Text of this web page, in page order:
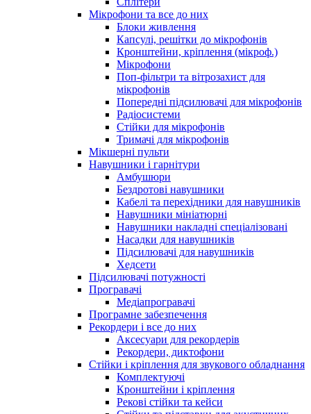
Мікрофони та все до них
Блоки живлення
Капсулі, решітки до мікрофонів
Кронштейни, кріплення (мікроф.)
Мікрофони
Поп-фільтри та вітрозахист для
мікрофонів
Попередні підсилювачі для мікрофонів
Радіосистеми
Стійки для мікрофонів
Тримачі для мікрофонів
Мікшерні пульти
Навушники і гарнітури
Амбушюри
Бездротові навушники
Кабелі та перехідники для навушників
Навушники мініатюрні
Навушники накладні спеціалізовані
Насадки для навушників
Підсилювачі для навушників
Хедсети
Підсилювачі потужності
Програвачі
Медіапрогравачі
Програмне забезпечення
Рекордери і все до них
Аксесуари для рекордерів
Рекордери, диктофони
Стійки і кріплення для звукового обладнання
Комплектуючі
Кронштейни і кріплення
Рекові стійки та кейси